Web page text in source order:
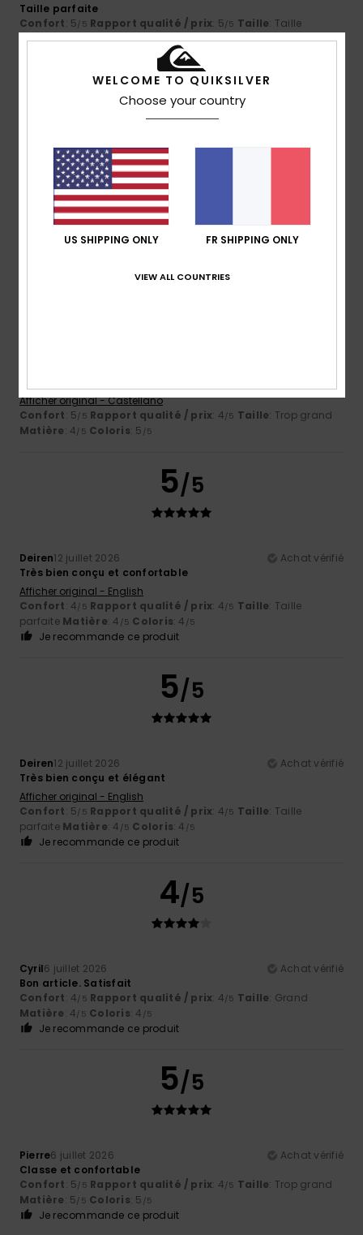
Taille parfaite
Confort: 5/5 Rapport qualité / prix: 5/5 Taille: Taille
parfaiteMatière: 5/5 Coloris: 5/5
Je recommande ce produit
4/5
21 juillet 2026
Le rapport qualité / prix
Confort: 4/5 Rapport qualité / prix
parfaiteMatière: 4/5 Coloris /5
Je recommande ce produit
5
Afficher original - Castellano
Confort: 5/5 Rapport qualité / prix: 4/5 Taille: Trop grand
Matière: 4/5 Coloris: 5 /5
5/5
Deiren12 juillet 2026
Achat vérifié
Très bien conçu et confortable
Afficher original - English
Confort: 4/5 Rapport qualité / prix: 4/5 Taille: Taille
parfaite Matière: 4 /5 Coloris: 4 /5
Je recommande ce produit
5/5
Deiren12 juillet 2026
Achat vérifié
Très bien conçu et élégant
Afficher original - English
Confort: 5/5 Rapport qualité / prix: 4/5 Taille: Taille
parfaite Matière: 4 /5 Coloris: 4 /5
Je recommande ce produit
4/5
Cyril6 juillet 2026
Achat vérifié
Bon article. Satisfait
Confort: 4/5 Rapport qualité / prix: 4/5 Taille: Grand
Matière: 4/5 Coloris: 4 /5
Je recommande ce produit
5/5
Pierre6 juillet 2026
Achat vérifié
Classe et confortable
Confort: 5/5 Rapport qualité / prix: 4/5 Taille: Trop grand
Matière: 5/5 Coloris: 5 /5
Je recommande ce produit
WELCOME TO QUIKSILVER
Choose your country
US SHIPPING ONLY FR SHIPPING ONLY
VIEW ALL COUNTRIES